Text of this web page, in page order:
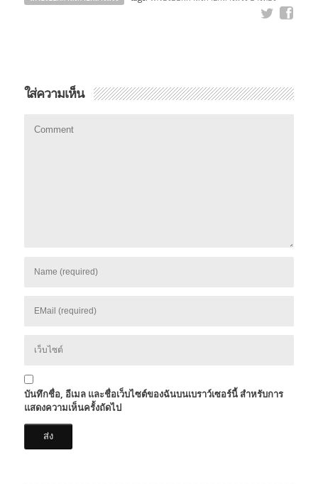
ใส่ความเห็น
บันทึกชื่อ, อีเมล และชื่อเว็บไซต์ของฉันบนเบราว์เซอร์นี้ สำหรับการ
แสดงความเห็นครั้งถัดไป